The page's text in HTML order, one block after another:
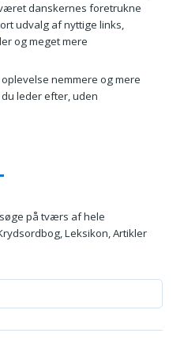
danskernes foretrukne
udvalg af nyttige links,
og meget mere
nemmere og mere
leder efter, uden
på tværs af hele
Leksikon, Artikler